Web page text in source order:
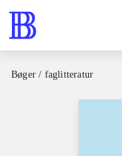
Bøger / faglitteratur